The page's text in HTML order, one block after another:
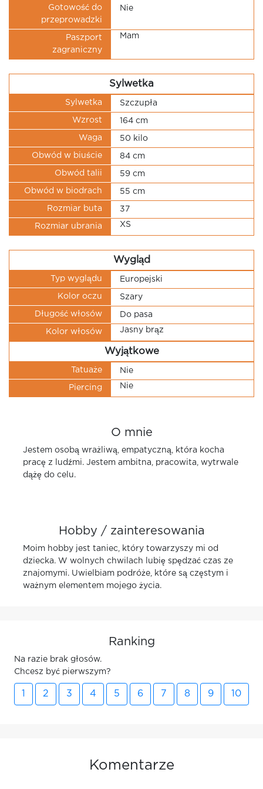
Gotowość do
przeprowadzki
Nie
Paszport
zagraniczny
Mam
Sylwetka
Sylwetka Szczupła
Wzrost 164 cm
Waga 50 kilo
Obwód w biuście 84 cm
Obwód talii 59 cm
Obwód w biodrach 55 cm
Rozmiar buta 37
Rozmiar ubrania XS
Wygląd
Typ wyglądu Europejski
Kolor oczu Szary
Długość włosów Do pasa
Kolor włosów Jasny brąz
Wyjątkowe
Tatuaże Nie
Piercing Nie
O mnie
Jestem osobą wrażliwą, empatyczną, która kocha
pracę z ludźmi. Jestem ambitna, pracowita, wytrwale
dążę do celu.
Hobby / zainteresowania
Moim hobby jest taniec, który towarzyszy mi od
dziecka. W wolnych chwilach lubię spędzać czas ze
znajomymi. Uwielbiam podróże, które są częstym i
ważnym elementem mojego życia.
Ranking
Na razie brak głosów.
Chcesz być pierwszym?
2 3 4 5 6 7 8 9 10
Komentarze